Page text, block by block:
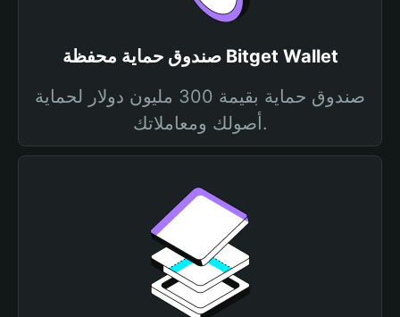
صندوق حماية محفظة Bitget Wallet
صندوق حماية بقيمة 300 مليون دولار لحماية
أصولك ومعاملاتك.